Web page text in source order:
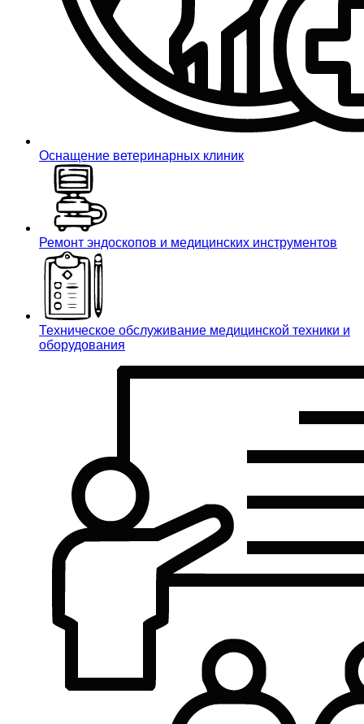
Оснащение ветеринарных клиник
Ремонт эндоскопов и медицинских инструментов
Техническое обслуживание медицинской техники и
оборудования